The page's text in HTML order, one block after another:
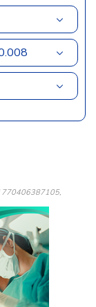
770406387105,